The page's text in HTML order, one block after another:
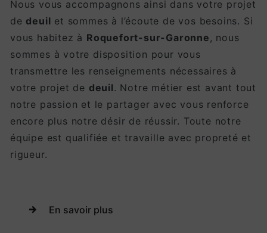
Nous vous accompagnons ainsi dans votre projet
de deuil et sommes à l’écoute de vos besoins. Si
vous habitez à Roquefort-sur-Garonne, nous
sommes à votre disposition pour vous
transmettre les renseignements nécessaires à
votre projet de deuil. Notre métier est avant tout
notre passion et le partager avec vous renforce
encore plus notre désir de réussir. Toute notre
équipe est qualifiée et travaille avec propreté et
rigueur.
En savoir plus